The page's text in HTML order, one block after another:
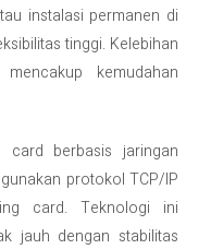
instalasi permanen di
tinggi. Kelebihan
kemudahan
berbasis jaringan
protokol TCP/IP
card. Teknologi ini
jauh dengan stabilitas